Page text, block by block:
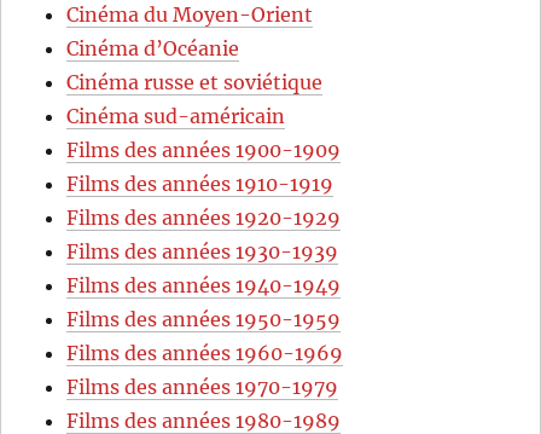
Cinéma du Moyen-Orient
Cinéma d’Océanie
Cinéma russe et soviétique
Cinéma sud-américain
Films des années 1900-1909
Films des années 1910-1919
Films des années 1920-1929
Films des années 1930-1939
Films des années 1940-1949
Films des années 1950-1959
Films des années 1960-1969
Films des années 1970-1979
Films des années 1980-1989